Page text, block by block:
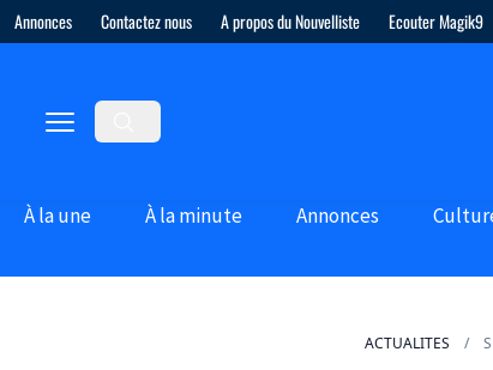
Annonces Contactez nous A propos du Nouvelliste Ecouter Magik9
À la une À la minute Annonces
ACTUALITES